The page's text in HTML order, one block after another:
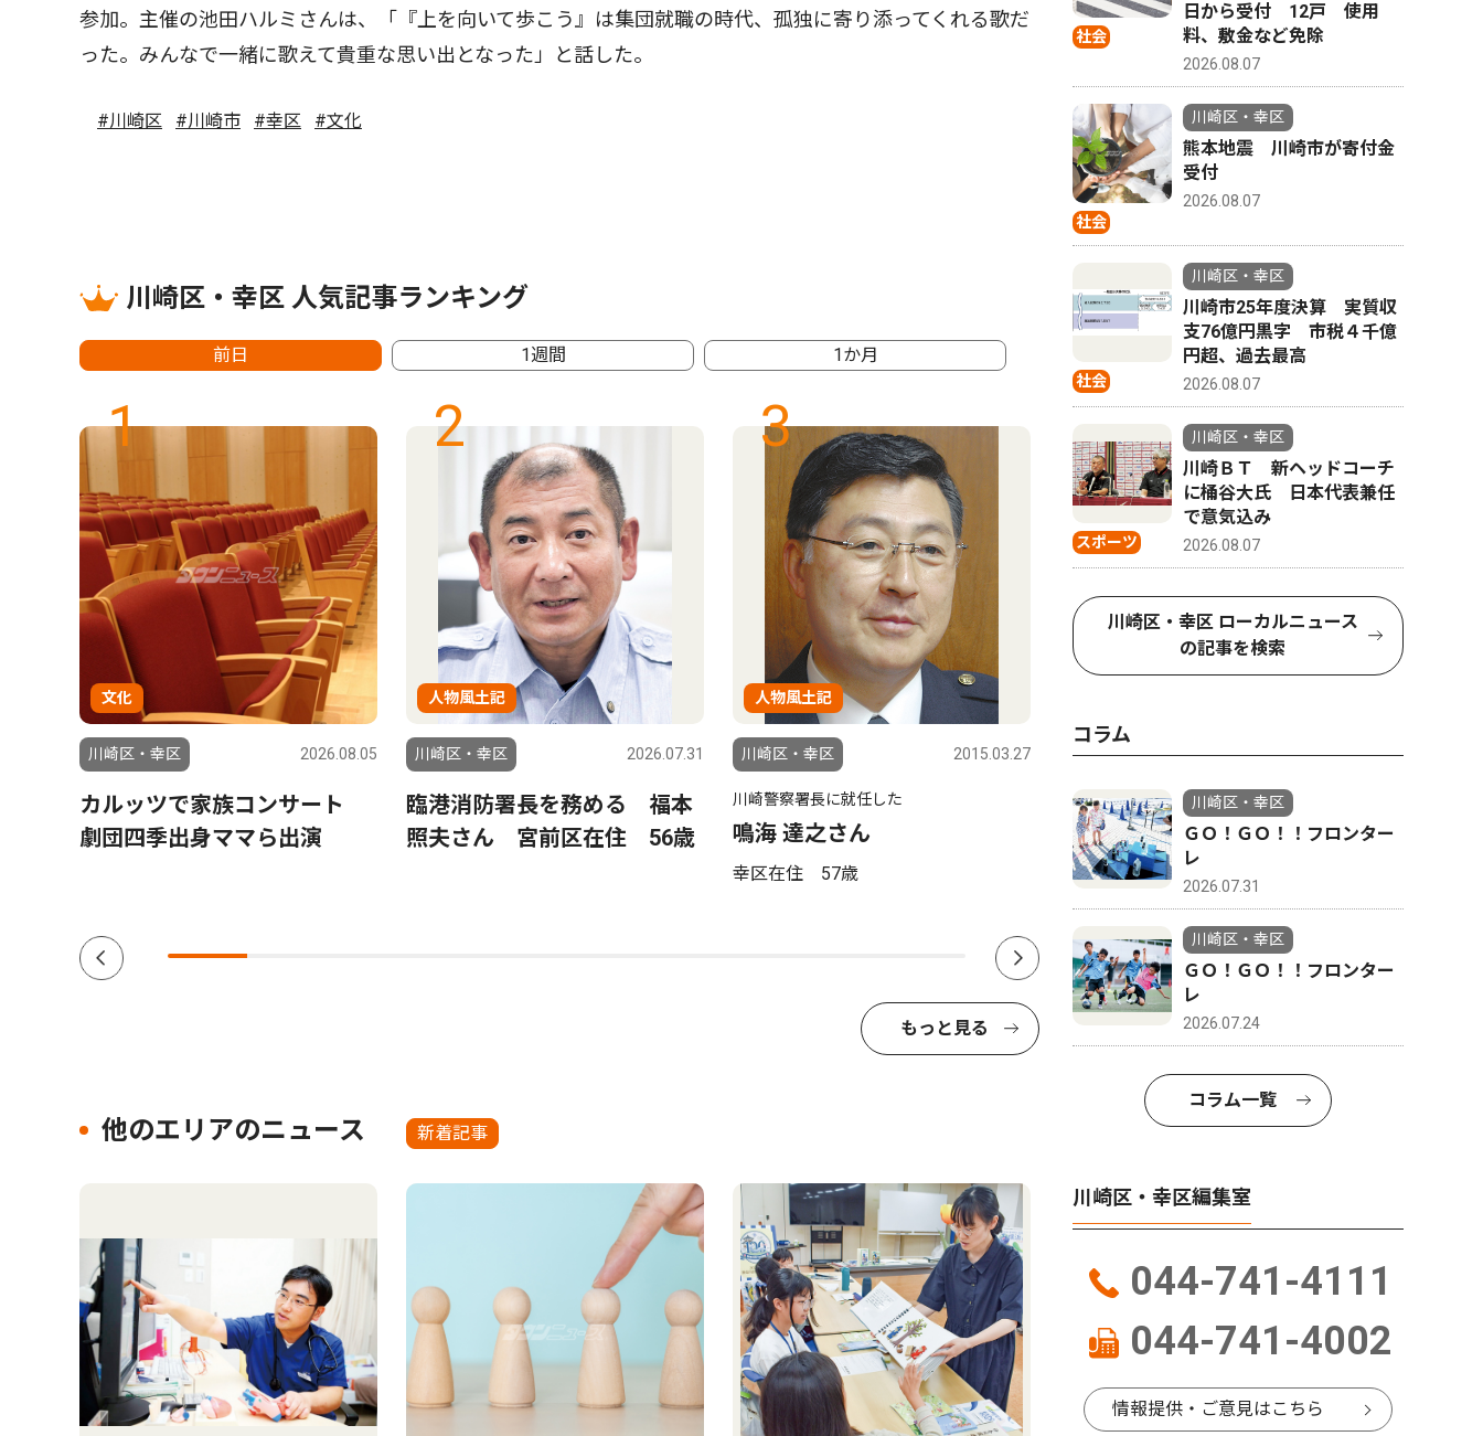
参加。主催の池田ハルミさんは、「『上を向いて歩こう』は集団就職の時代、孤独に寄り添ってくれる歌だ
った。みんなで一緒に歌えて貴重な思い出となった」と話した。
#川崎区 #川崎市 #幸区 #文化
川崎区・幸区 人気記事ランキング
前日 1週間 1か月
1
文化
川崎区・幸区 2026.08.05
カルッツで家族コンサート
劇団四季出身ママら出演
2
人物風土記
川崎区・幸区 2026.07.31
臨港消防署長を務める 福本
照夫さん 宮前区在住 56歳
3
人物風土記
川崎区・幸区 2015.03.27
川崎警察署長に就任した
鳴海 達之さん
幸区在住 57歳
4
川崎区・幸区 2026.07.31
かわさきジャズ2026 重鎮か
ら15歳の新星と多彩な顔触
れ 川崎駅周辺がジャズに染
まる、11月23日まで
川崎区・幸
Ｅで、夏
もっと見る
他のエリアのニュース 新着記事
社会
日から受付 12戸 使用
料、敷金など免除
2026.08.07
社会
川崎区・幸区
熊本地震 川崎市が寄付金
受付
2026.08.07
社会
川崎区・幸区
川崎市25年度決算 実質収
支76億円黒字 市税４千億
円超、過去最高
2026.08.07
スポーツ
川崎区・幸区
川崎ＢＴ 新ヘッドコーチ
に桶谷大氏 日本代表兼任
で意気込み
2026.08.07
川崎区・幸区 ローカルニュース
の記事を検索
コラム
川崎区・幸区
ＧＯ！ＧＯ！！フロンター
レ
2026.07.31
川崎区・幸区
ＧＯ！ＧＯ！！フロンター
レ
2026.07.24
コラム一覧
川崎区・幸区編集室
044-741-4111
044-741-4002
情報提供・ご意見はこちら